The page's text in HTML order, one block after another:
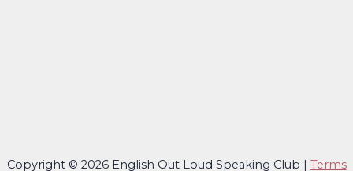
Copyright © 2026 English Out Loud Speaking Club | Terms